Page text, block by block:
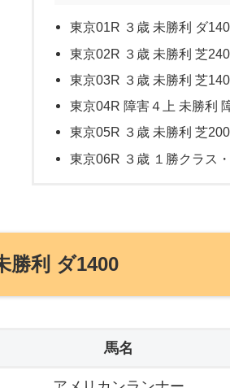
東京01R ３歳 未勝利 ダ
東京02R ３歳 未勝利 芝
東京03R ３歳 未勝利 芝
東京04R 障害４上 未勝利
東京05R ３歳 未勝利 芝
東京06R ３歳 １勝クラス
勝利 ダ1400
馬名